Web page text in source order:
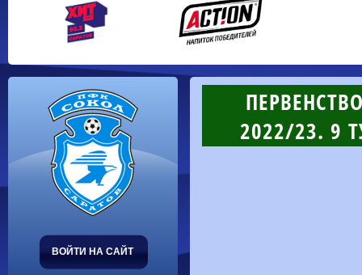
ВОЙТИ НА САЙТ
2022/23. 9